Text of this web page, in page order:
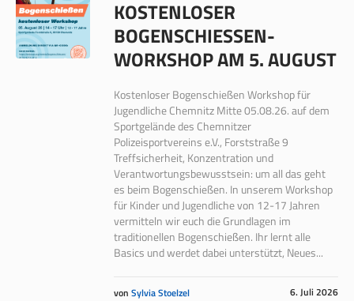
KOSTENLOSER
BOGENSCHIESSEN-W
ORKSHOP AM 5. AUGUST
Kostenloser Bogenschießen Workshop für
Jugendliche Chemnitz Mitte 05.08.26. auf dem
Sportgelände des Chemnitzer
Polizeisportvereins e.V., Forststraße 9
Treffsicherheit, Konzentration und
Verantwortungsbewusstsein: um all das geht
es beim Bogenschießen. In unserem Workshop
für Kinder und Jugendliche von 12-17 Jahren
vermitteln wir euch die Grundlagen im
traditionellen Bogenschießen. Ihr lernt alle
Basics und werdet dabei unterstützt, Neues...
6. Juli 2026
von Sylvia Stoelzel